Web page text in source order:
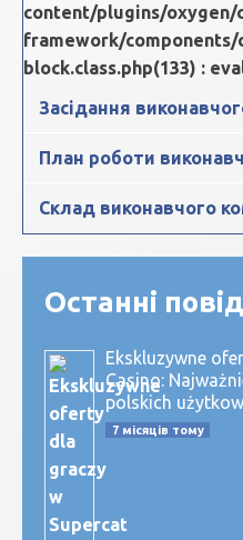
content/plugins/oxygen/
framework/components/
block.class.php(133) :
Засідання
План роботи
Склад виконавчого
Останні
Ekskluzywne
Casino:
polskich
7 місяців тому